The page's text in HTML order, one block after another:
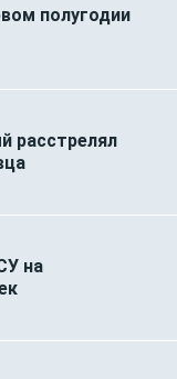
полугодии
расстрелял
на